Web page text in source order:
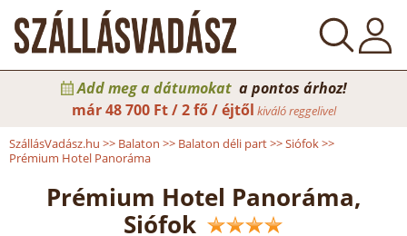
Add meg a dátumokat a pontos árhoz!
már48 700 Ft / 2 fő / éjtől kiváló reggelivel
SzállásVadász.hu >> Balaton >> Balaton déli part>>Siófok>>
Prémium Hotel Panoráma
Prémium Hotel Panoráma,
Siófok